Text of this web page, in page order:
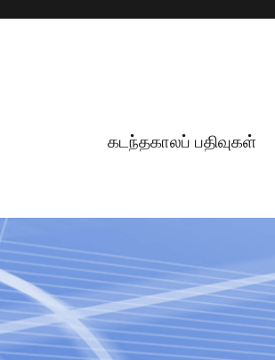
கடந்தகாலப் பதிவுகள்